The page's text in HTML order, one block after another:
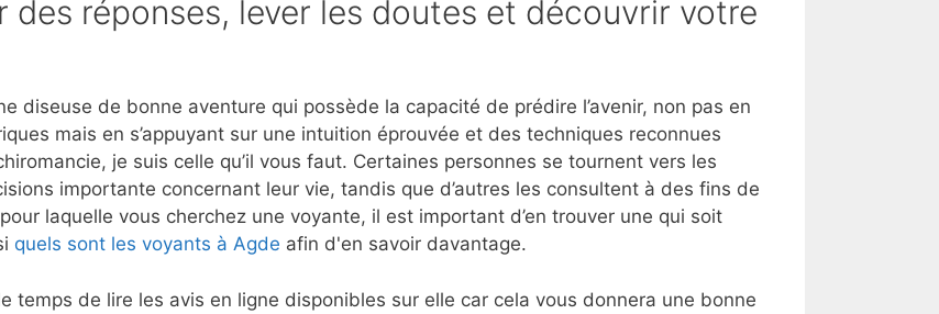
des réponses, lever les doutes et découvrir votre
diseuse de bonne aventure qui possède la capacité de prédire l’avenir, non pas en
mais en s’appuyant sur une intuition éprouvée et des techniques reconnues
je suis celle qu’il vous faut. Certaines personnes se tournent vers les
importante concernant leur vie, tandis que d’autres les consultent à des fins de
laquelle vous cherchez une voyante, il est important d’en trouver une qui soit
quels sont les voyants à Agde afin d'en savoir davantage.
temps de lire les avis en ligne disponibles sur elle car cela vous donnera une bonne